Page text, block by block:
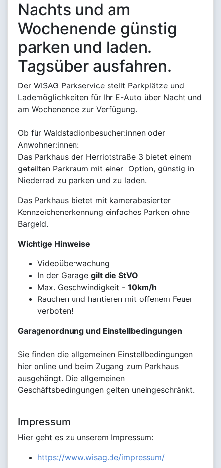
Nachts und am
Wochenende günstig
parken und laden.
Tagsüber ausfahren.
Der WISAG Parkservice stellt Parkplätze und
Lademöglichkeiten für Ihr E-Auto über Nacht und
am Wochenende zur Verfügung.
Ob für Waldstadionbesucher:innen oder
Anwohner:innen:
Das Parkhaus der Herriotstraße 3 bietet einem
geteilten Parkraum mit einer Option, günstig in
Niederrad zu parken und zu laden.
Das Parkhaus bietet mit kamerabasierter
Kennzeichenerkennung einfaches Parken ohne
Bargeld.
Wichtige Hinweise
Videoüberwachung
In der Garage gilt die StVO
Max. Geschwindigkeit - 10km/h
Rauchen und hantieren mit offenem Feuer
verboten!
Garagenordnung und Einstellbedingungen
Sie finden die allgemeinen Einstellbedingungen
hier online und beim Zugang zum Parkhaus
ausgehängt. Die allgemeinen
Geschäftsbedingungen gelten uneingeschränkt.
Impressum
Hier geht es zu unserem Impressum:
https://www.wisag.de/impressum/